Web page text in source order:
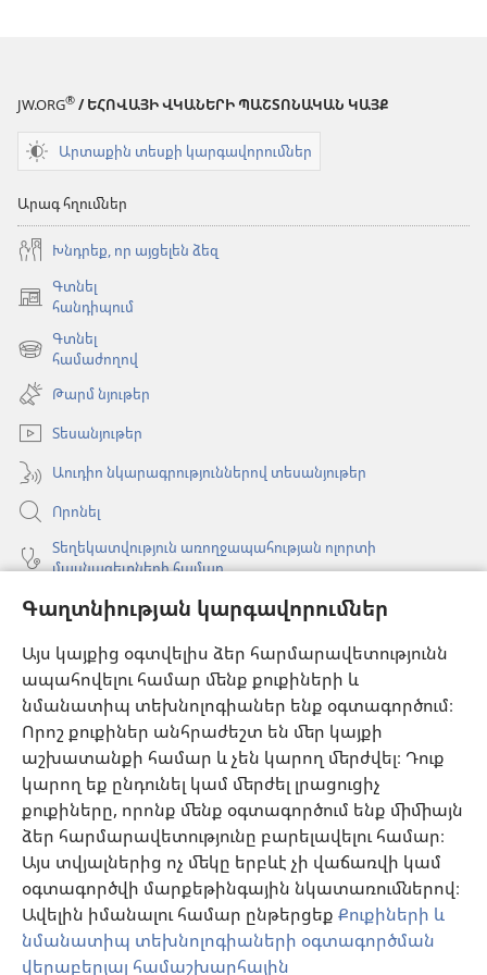
Գաղտնիության կարգավորումներ
Այս կայքից օգտվելիս ձեր հարմարավետությունն
ապահովելու համար մենք քուքիների և
նմանատիպ տեխնոլոգիաներ ենք օգտագործում։
Որոշ քուքիներ անհրաժեշտ են մեր կայքի
աշխատանքի համար և չեն կարող մերժվել։ Դուք
կարող եք ընդունել կամ մերժել լրացուցիչ
քուքիները, որոնք մենք օգտագործում ենք միմիայն
ձեր հարմարավետությունը բարելավելու համար։
Այս տվյալներից ոչ մեկը երբևէ չի վաճառվի կամ
օգտագործվի մարքեթինգային նկատառումներով։
Ավելին իմանալու համար ընթերցեք Քուքիների և
նմանատիպ տեխնոլոգիաների օգտագործման
վերաբերյալ համաշխարհային
JW.ORG® / ԵՀՈՎԱՅԻ ՎԿԱՆԵՐԻ ՊԱՇՏՈՆԱԿԱՆ ԿԱՅՔ
Արտաքին տեսքի կարգավորումներ
Արագ հղումներ
Խնդրեք, որ այցելեն ձեզ
Գտնել
հանդիպում
(բացվում
նոր
պատուհան)
Գտնել
համաժողով
(բացվում
նոր
պատուհան)
Թարմ նյութեր
Տեսանյութեր
Աուդիո նկարագրություններով տեսանյութեր
Որոնել
Տեղեկատվություն առողջապահության ոլորտի
մասնագետների համար
Գլոբալ հաղորդակցություն
Օգնություն
Նվիրատվություններ
(բացվում
է
նոր
պատուհան)
Դիտարանի ՕՆԼԱՅՆ ԳՐԱԴԱՐԱՆ
(բացվում
է
նոր
պատուհան)
JW Hub
(բացվում
է
նոր
պատուհան)
JW Library® հավելված
Watchtower Library